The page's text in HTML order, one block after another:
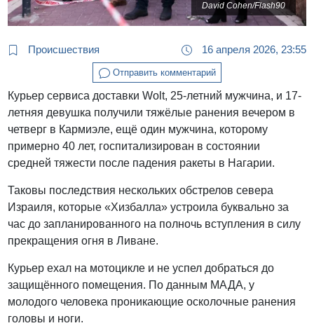
David Cohen/Flash90
Происшествия 16 апреля 2026, 23:55
Отправить комментарий
Курьер сервиса доставки Wolt, 25-летний мужчина, и 17-
летняя девушка получили тяжёлые ранения вечером в
четверг в Кармиэле, ещё один мужчина, которому
примерно 40 лет, госпитализирован в состоянии
средней тяжести после падения ракеты в Нагарии.
Таковы последствия нескольких обстрелов севера
Израиля, которые «Хизбалла» устроила буквально за
час до запланированного на полночь вступления в силу
прекращения огня в Ливане.
Курьер ехал на мотоцикле и не успел добраться до
защищённого помещения. По данным МАДА, у
молодого человека проникающие осколочные ранения
головы и ноги.